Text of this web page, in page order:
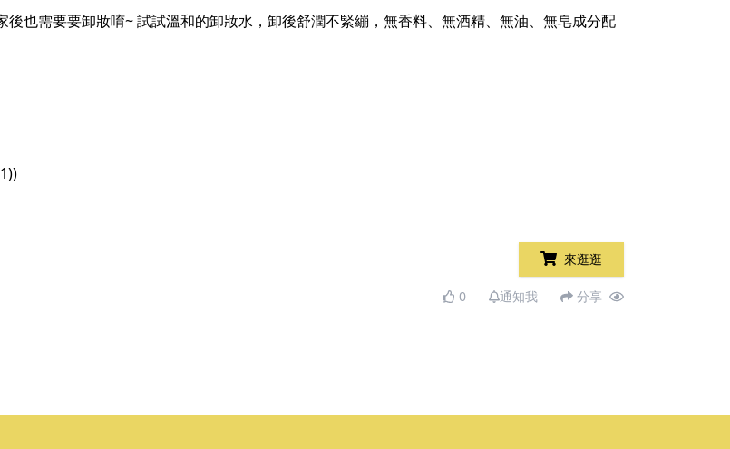
也需要要卸妝唷~ 試試溫和的卸妝水，卸後舒潤不緊繃，無香料、無酒精、無油、無皂成分配
來逛逛
0 通知我 分享